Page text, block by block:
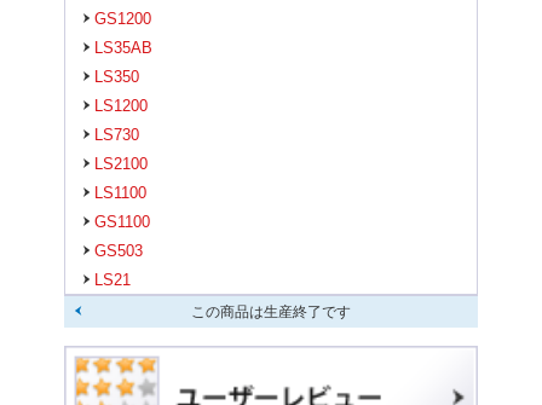
GS1200
LS35AB
LS350
LS1200
LS730
LS2100
LS1100
GS1100
GS503
LS21
この商品は生産終了です